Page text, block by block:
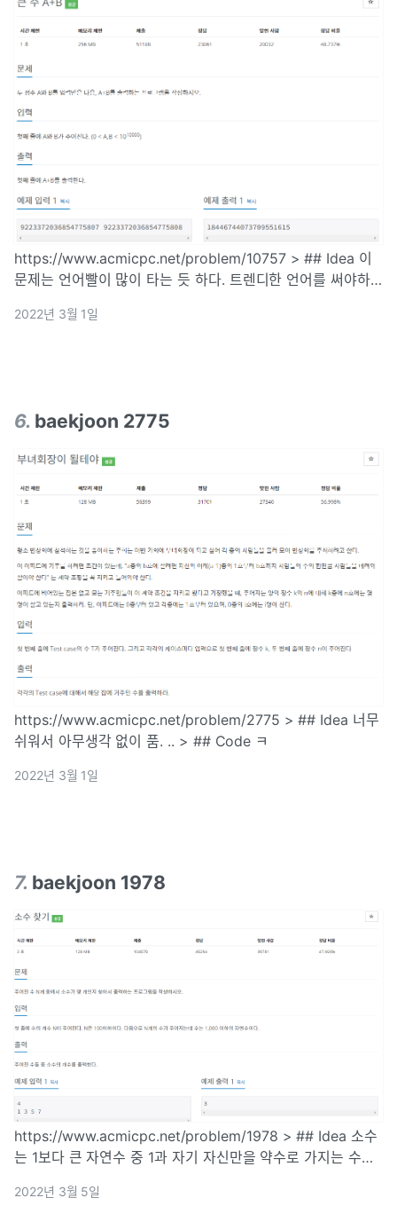
https://www.acmicpc.net/problem/10757 > ## Idea 이
문제는 언어빨이 많이 타는 듯 하다. 트렌디한 언어를 써야하
자열을 쓰면? 문자열을 이용해서 수를 계산하는 문제에는 항상
2022년 3월 1일
6. baekjoon 2775
https://www.acmicpc.net/problem/2775 > ## Idea 너무
쉬워서 아무생각 없이 품. .. > ## Code ㅋ
2022년 3월 1일
7. baekjoon 1978
https://www.acmicpc.net/problem/1978 > ## Idea 소수
는 1보다 큰 자연수 중 1과 자기 자신만을 약수로 가지는 수다.
어 나머지가 0이 된다면 그 수는 소수가 아니다. 반
2022년 3월 5일